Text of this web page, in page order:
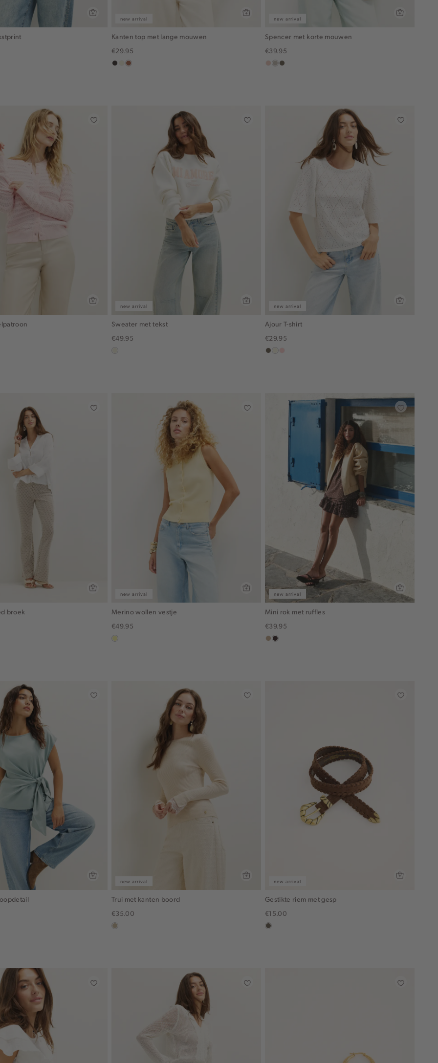
new arrival
Kanten top met lange mouwen
€29.95
choco
ecruterracotta
new arrival
Spencer met korte mouwen
€39.95
salmon,
taupe,middenbruin
new arrival
Sweater met tekst
€49.95
new arrival
Ajour T-shirt
€29.95
middenbruin
broek
new arrival
Merino wollen vestje
€49.95
lichtgeel
new arrival
Mini rok met ruffles
€39.95
zandchoco,
new arrival
Trui met kanten boord
€35.00
lichtzand
new arrival
Gestikte riem met gesp
€15.00
middenbruin